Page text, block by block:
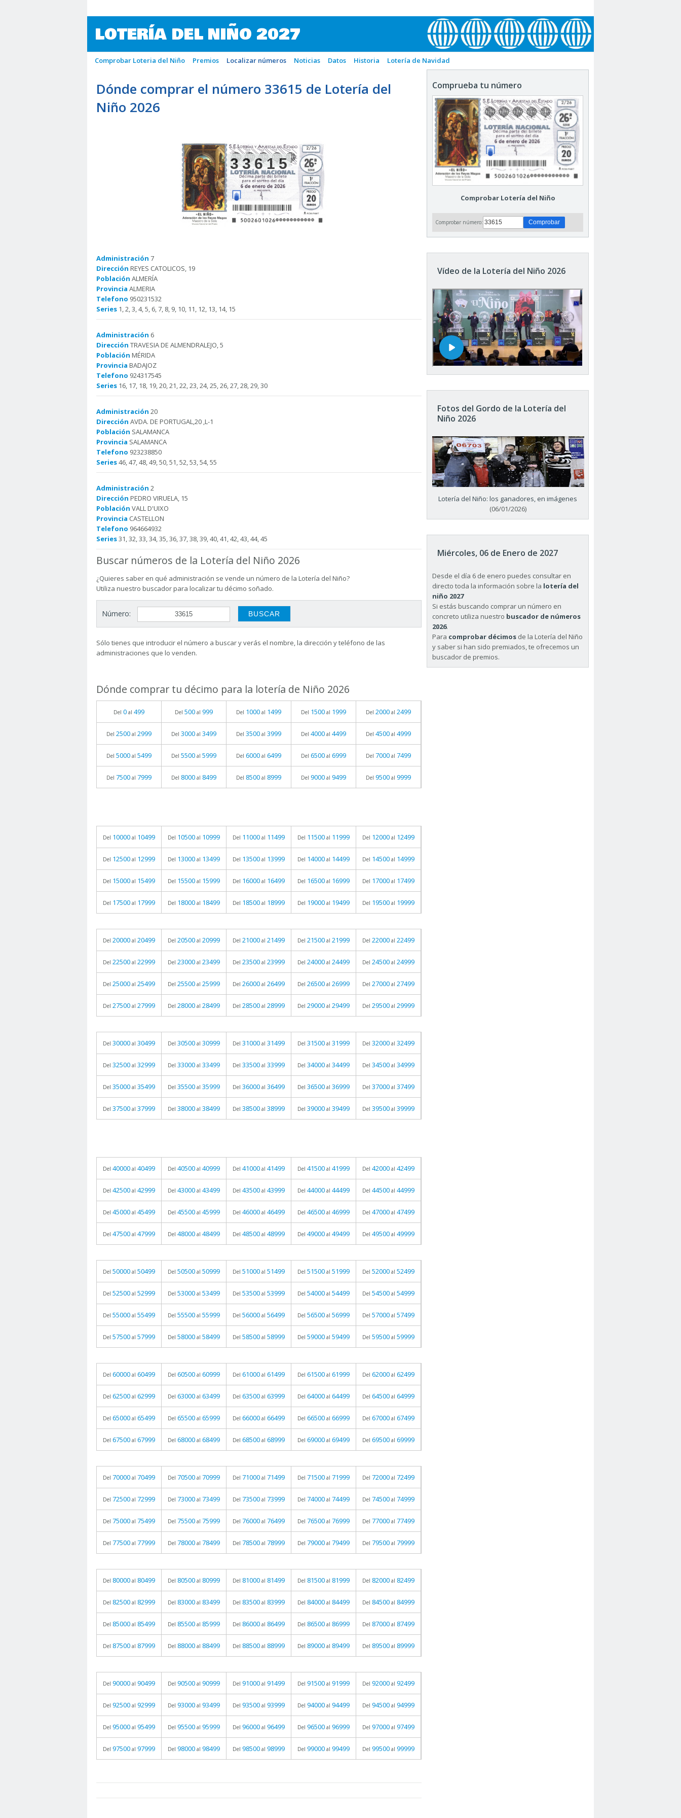
LOTERÍA DEL NIÑO 2027
Comprobar Loteria del Niño Premios Localizar números Noticias Datos Historia Lotería de Navidad
Dónde comprar el número 33615 de Lotería del
Niño 2026
33615
Administración 7
Dirección REYES CATOLICOS, 19
Población ALMERÍA
Provincia ALMERIA
Telefono 950231532
Series 1, 2, 3, 4, 5, 6, 7, 8, 9, 10, 11, 12, 13, 14, 15
Administración 6
Dirección TRAVESIA DE ALMENDRALEJO, 5
Población MÉRIDA
Provincia BADAJOZ
Telefono 924317545
Series 16, 17, 18, 19, 20, 21, 22, 23, 24, 25, 26, 27, 28, 29, 30
Administración 20
Dirección AVDA. DE PORTUGAL,20 ,L-1
Población SALAMANCA
Provincia SALAMANCA
Telefono 923238850
Series46, 47, 48, 49, 50, 51, 52, 53, 54, 55
Administración 2
Dirección PEDRO VIRUELA, 15
Población VALL D'UIXO
Provincia CASTELLON
Telefono 964664932
Series31, 32, 33, 34, 35, 36, 37, 38, 39, 40, 41, 42, 43, 44, 45
Buscar números de la Lotería del Niño 2026
¿Quieres saber en qué administración se vende un número de la Lotería del Niño?
Utiliza nuestro buscador para localizar tu décimo soñado.
Número:
Sólo tienes que introducir el número a buscar y verás el nombre, la dirección y teléfono de las
administraciones que lo venden.
Dónde comprar tu décimo para la lotería de Niño 2026
Del 0 al 499 Del 500 al 999 Del 1000 al 1499 Del 1500 al 1999 Del 2000 al 2499
Del 2500 al 2999 Del 3000 al 3499 Del 3500 al 3999 Del 4000 al 4499 Del 4500 al 4999
Del 5000 al 5499 Del 5500 al 5999 Del 6000 al 6499 Del 6500 al 6999 Del 7000 al 7499
Del 7500 al 7999 Del 8000 al 8499 Del 8500 al 8999 Del 9000 al 9499 Del 9500 al 9999
Del 10000 al 10499 Del 10500 al 10999 Del 11000 al 11499 Del 11500 al 11999 Del 12000 al 12499
Del 12500 al 12999 Del 13000 al 13499 Del 13500 al 13999 Del 14000 al 14499 Del 14500 al 14999
Del 15000 al 15499 Del 15500 al 15999 Del 16000 al 16499 Del 16500 al 16999 Del 17000 al 17499
Del 17500 al 17999 Del 18000 al 18499 Del 18500 al 18999 Del 19000 al 19499 Del 19500 al 19999
Del 20000 al 20499 Del 20500 al 20999 Del 21000 al 21499 Del 21500 al 21999 Del 22000 al 22499
Del 22500 al 22999 Del 23000 al 23499 Del 23500 al 23999 Del 24000 al 24499 Del 24500 al 24999
Del 25000 al 25499 Del 25500 al 25999 Del 26000 al 26499 Del 26500 al 26999 Del 27000 al 27499
Del 27500 al 27999 Del 28000 al 28499 Del 28500 al 28999 Del 29000 al 29499 Del 29500 al 29999
Del 30000 al 30499 Del 30500 al 30999 Del 31000 al 31499 Del 31500 al 31999 Del 32000 al 32499
Del 32500 al 32999 Del 33000 al 33499 Del 33500 al 33999 Del 34000 al 34499 Del 34500 al 34999
Del 35000 al 35499 Del 35500 al 35999 Del 36000 al 36499 Del 36500 al 36999 Del 37000 al 37499
Del 37500 al 37999 Del 38000 al 38499 Del 38500 al 38999 Del 39000 al 39499 Del 39500 al 39999
Del 40000 al 40499 Del 40500 al 40999 Del 41000 al 41499 Del 41500 al 41999 Del 42000 al 42499
Del 42500 al 42999 Del 43000 al 43499 Del 43500 al 43999 Del 44000 al 44499 Del 44500 al 44999
Del 45000 al 45499 Del 45500 al 45999 Del 46000 al 46499 Del 46500 al 46999 Del 47000 al 47499
Del 47500 al 47999 Del 48000 al 48499 Del 48500 al 48999 Del 49000 al 49499 Del 49500 al 49999
Del 50000 al 50499 Del 50500 al 50999 Del 51000 al 51499 Del 51500 al 51999 Del 52000 al 52499
Del 52500 al 52999 Del 53000 al 53499 Del 53500 al 53999 Del 54000 al 54499 Del 54500 al 54999
Del 55000 al 55499 Del 55500 al 55999 Del 56000 al 56499 Del 56500 al 56999 Del 57000 al 57499
Del 57500 al 57999 Del 58000 al 58499 Del 58500 al 58999 Del 59000 al 59499 Del 59500 al 59999
Del 60000 al 60499 Del 60500 al 60999 Del 61000 al 61499 Del 61500 al 61999 Del 62000 al 62499
Del 62500 al 62999 Del 63000 al 63499 Del 63500 al 63999 Del 64000 al 64499 Del 64500 al 64999
Del 65000 al 65499 Del 65500 al 65999 Del 66000 al 66499 Del 66500 al 66999 Del 67000 al 67499
Del 67500 al 67999 Del 68000 al 68499 Del 68500 al 68999 Del 69000 al 69499 Del 69500 al 69999
Del 70000 al 70499 Del 70500 al 70999 Del 71000 al 71499 Del 71500 al 71999 Del 72000 al 72499
Del 72500 al 72999 Del 73000 al 73499 Del 73500 al 73999 Del 74000 al 74499 Del 74500 al 74999
Del 75000 al 75499 Del 75500 al 75999 Del 76000 al 76499 Del 76500 al 76999 Del 77000 al 77499
Del 77500 al 77999 Del 78000 al 78499 Del 78500 al 78999 Del 79000 al 79499 Del 79500 al 79999
Del 80000 al 80499 Del 80500 al 80999 Del 81000 al 81499 Del 81500 al 81999 Del 82000 al 82499
Del 82500 al 82999 Del 83000 al 83499 Del 83500 al 83999 Del 84000 al 84499 Del 84500 al 84999
Del 85000 al 85499 Del 85500 al 85999 Del 86000 al 86499 Del 86500 al 86999 Del 87000 al 87499
Del 87500 al 87999 Del 88000 al 88499 Del 88500 al 88999 Del 89000 al 89499 Del 89500 al 89999
Del 90000 al 90499 Del 90500 al 90999 Del 91000 al 91499 Del 91500 al 91999 Del 92000 al 92499
Del 92500 al 92999 Del 93000 al 93499 Del 93500 al 93999 Del 94000 al 94499 Del 94500 al 94999
Del 95000 al 95499 Del 95500 al 95999 Del 96000 al 96499 Del 96500 al 96999 Del 97000 al 97499
Del 97500 al 97999 Del 98000 al 98499 Del 98500 al 98999 Del 99000 al 99499 Del 99500 al 99999
Comprueba tu número
Comprobar Lotería del Niño
Comprobar número:
Vídeo de la Lotería del Niño 2026
Fotos del Gordo de la Lotería del
Niño 2026
Lotería del Niño: los ganadores, en imágenes
(06/01/2026)
Miércoles, 06 de Enero de 2027
Desde el día 6 de enero puedes consultar en
directo toda la información sobre la lotería del
niño 2027
Si estás buscando comprar un número en
concreto utiliza nuestro buscador de números
2026.
Para comprobar décimos de la Lotería del Niño
y saber si han sido premiados, te ofrecemos un
buscador de premios.